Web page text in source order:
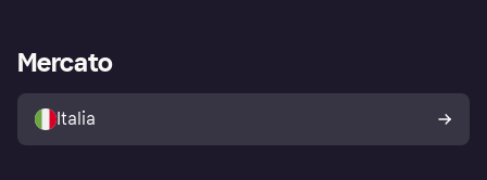
Esplora i negozi
Politica di protezione
dell'acquirente Klarna
Accesso aziende
Mercato
Italia